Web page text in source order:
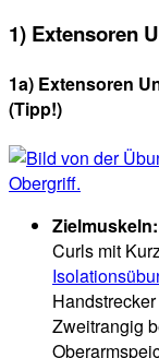
1) Extensoren
1a) Extensoren
(Tipp!)
Zielmuskeln:
Curls mit
Zweitrangig